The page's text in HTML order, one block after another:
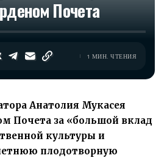
Почета
1 МИН. ЧТЕНИЯ
Анатолия Мукасея
Почета за «большой вклад
культуры и
плодотворную